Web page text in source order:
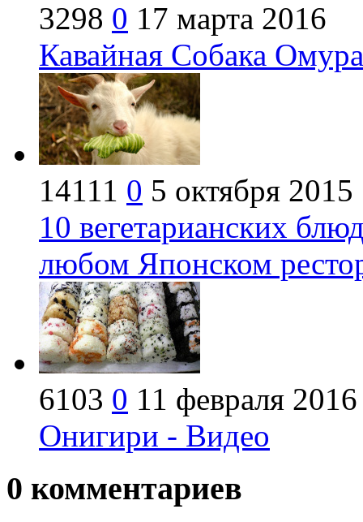
3298 0 17 марта 2016
Кавайная Собака
14111 0 5 октября 2015
10 вегетарианских
любом Японском
6103 0 11 февраля 2016
Онигири - Видео
0 комментариев